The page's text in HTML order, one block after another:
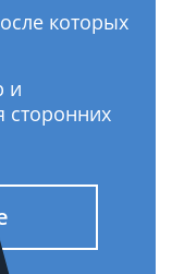
которых
и
сторонних